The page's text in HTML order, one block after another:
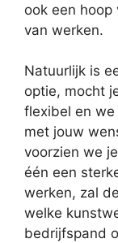
ook een
van werken.
Natuurlijk is
optie, mocht
flexibel en
met jouw
voorzien we
één een
werken, zal
welke
bedrijfspand